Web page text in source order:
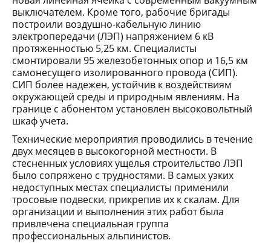
выключателем. Кроме того, рабочие бригады
построили воздушно-кабельную линию
электропередачи (ЛЭП) напряжением 6 кВ
протяженностью 5,25 км. Специалисты
смонтировали 95 железобетонных опор и 16,5 км
самонесущего изолированного провода (СИП).
СИП более надежен, устойчив к воздействиям
окружающей среды и природным явлениям. На
границе с абонентом установлен высоковольтный
шкаф учета.
Технические мероприятия проводились в течение
двух месяцев в высокогорной местности. В
стесненных условиях ущелья строительство ЛЭП
было сопряжено с трудностями. В самых узких
недоступных местах специалисты применили
тросовые подвески, прикрепив их к скалам. Для
организации и выполнения этих работ была
привлечена специальная группа
профессиональных альпинистов.